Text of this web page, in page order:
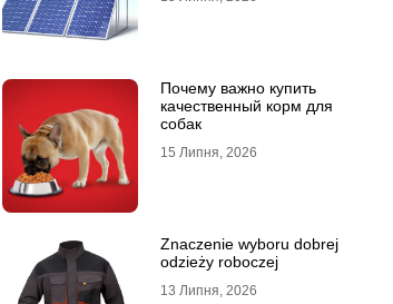
Почему важно купить
качественный корм для
собак
15 Липня, 2026
Znaczenie wyboru dobrej
odzieży roboczej
13 Липня, 2026